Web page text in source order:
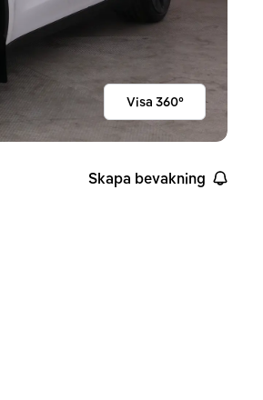
Visa 360°
Skapa bevakning